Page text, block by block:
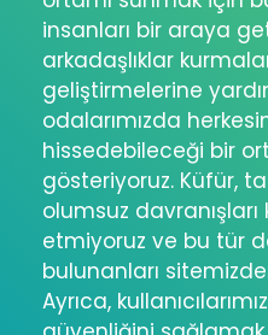
insanları bir araya
arkadaşlıklar
geliştirmelerine
odalarımızda
hissedebileceği bir
gösteriyoruz. Küfür,
olumsuz
etmiyoruz ve bu tür
bulunanları
Ayrıca,